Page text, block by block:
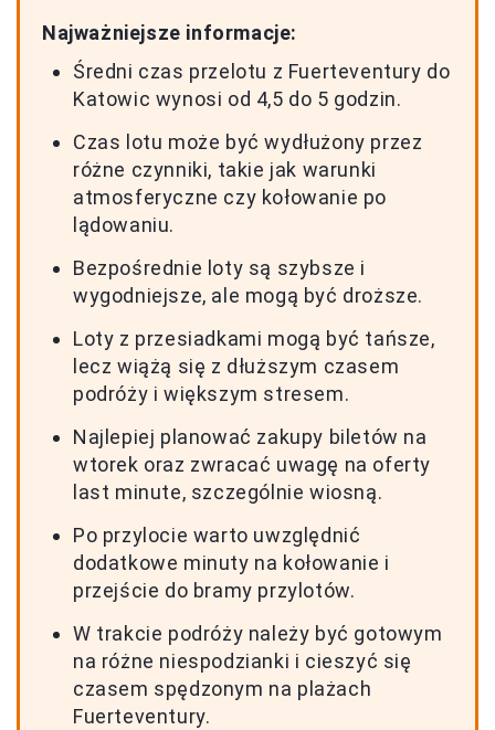
Najważniejsze informacje:
Średni czas przelotu z Fuerteventury do
Katowic wynosi od 4,5 do 5 godzin.
Czas lotu może być wydłużony przez
różne czynniki, takie jak warunki
atmosferyczne czy kołowanie po
lądowaniu.
Bezpośrednie loty są szybsze i
wygodniejsze, ale mogą być droższe.
Loty z przesiadkami mogą być tańsze,
lecz wiążą się z dłuższym czasem
podróży i większym stresem.
Najlepiej planować zakupy biletów na
wtorek oraz zwracać uwagę na oferty
last minute, szczególnie wiosną.
Po przylocie warto uwzględnić
dodatkowe minuty na kołowanie i
przejście do bramy przylotów.
W trakcie podróży należy być gotowym
na różne niespodzianki i cieszyć się
czasem spędzonym na plażach
Fuerteventury.